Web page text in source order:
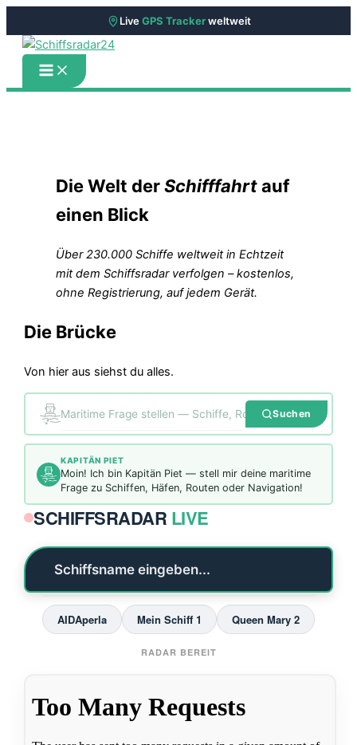
LiveGPS Tracker weltweit
Aktuelle Newsaus der Schifffahrt
Zum
Die Welt derSchifffahrtauf
einen Blick
Über 230.000 Schiffe weltweit in Echtzeit
mit dem Schiffsradar verfolgen – kostenlos,
ohne Registrierung, auf jedem Gerät.
Die Brücke
Von hier aus siehst du alles.
Suchen
KAPITÄN PIET
Moin! Ich bin Kapitän Piet — stell mir deine maritime
Frage zu Schiffen, Häfen, Routen oder Navigation!
SCHIFFSRADAR LIVE
AIDAperla Mein Schiff 1 Queen Mary 2
RADAR BEREIT